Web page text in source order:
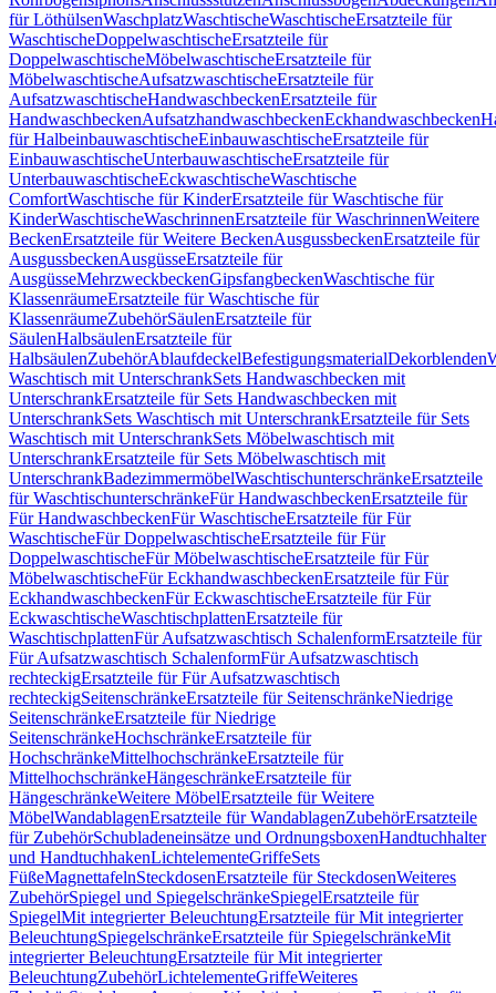
für LöthülsenWaschplatzWaschtischeWaschtischeErsatzteile für
WaschtischeDoppelwaschtischeErsatzteile für
DoppelwaschtischeMöbelwaschtischeErsatzteile für
MöbelwaschtischeAufsatzwaschtischeErsatzteile für
AufsatzwaschtischeHandwaschbeckenErsatzteile für
HandwaschbeckenAufsatzhandwaschbeckenEckhandwaschbecken
für HalbeinbauwaschtischeEinbauwaschtischeErsatzteile für
EinbauwaschtischeUnterbauwaschtischeErsatzteile für
UnterbauwaschtischeEckwaschtischeWaschtische
ComfortWaschtische für KinderErsatzteile für Waschtische für
KinderWaschtischeWaschrinnenErsatzteile für WaschrinnenWeitere
BeckenErsatzteile für Weitere BeckenAusgussbeckenErsatzteile für
AusgussbeckenAusgüsseErsatzteile für
AusgüsseMehrzweckbeckenGipsfangbeckenWaschtische für
KlassenräumeErsatzteile für Waschtische für
KlassenräumeZubehörSäulenErsatzteile für
SäulenHalbsäulenErsatzteile für
HalbsäulenZubehörAblaufdeckelBefestigungsmaterialDekorblenden
Waschtisch mit UnterschrankSets Handwaschbecken mit
UnterschrankErsatzteile für Sets Handwaschbecken mit
UnterschrankSets Waschtisch mit UnterschrankErsatzteile für Sets
Waschtisch mit UnterschrankSets Möbelwaschtisch mit
UnterschrankErsatzteile für Sets Möbelwaschtisch mit
UnterschrankBadezimmermöbelWaschtischunterschränkeErsatzteile
für WaschtischunterschränkeFür HandwaschbeckenErsatzteile für
Für HandwaschbeckenFür WaschtischeErsatzteile für Für
WaschtischeFür DoppelwaschtischeErsatzteile für Für
DoppelwaschtischeFür MöbelwaschtischeErsatzteile für Für
MöbelwaschtischeFür EckhandwaschbeckenErsatzteile für Für
EckhandwaschbeckenFür EckwaschtischeErsatzteile für Für
EckwaschtischeWaschtischplattenErsatzteile für
WaschtischplattenFür Aufsatzwaschtisch SchalenformErsatzteile für
Für Aufsatzwaschtisch SchalenformFür Aufsatzwaschtisch
rechteckigErsatzteile für Für Aufsatzwaschtisch
rechteckigSeitenschränkeErsatzteile für SeitenschränkeNiedrige
SeitenschränkeErsatzteile für Niedrige
SeitenschränkeHochschränkeErsatzteile für
HochschränkeMittelhochschränkeErsatzteile für
MittelhochschränkeHängeschränkeErsatzteile für
HängeschränkeWeitere MöbelErsatzteile für Weitere
MöbelWandablagenErsatzteile für WandablagenZubehörErsatzteile
für ZubehörSchubladeneinsätze und OrdnungsboxenHandtuchhalter
und HandtuchhakenLichtelementeGriffeSets
FüßeMagnettafelnSteckdosenErsatzteile für SteckdosenWeiteres
ZubehörSpiegel und SpiegelschränkeSpiegelErsatzteile für
SpiegelMit integrierter BeleuchtungErsatzteile für Mit integrierter
BeleuchtungSpiegelschränkeErsatzteile für SpiegelschränkeMit
integrierter BeleuchtungErsatzteile für Mit integrierter
BeleuchtungZubehörLichtelementeGriffeWeiteres